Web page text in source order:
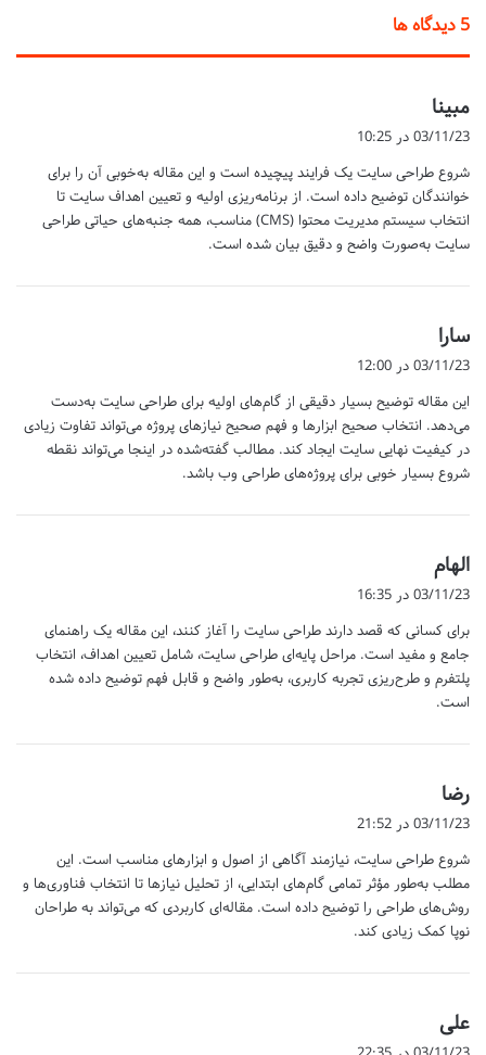
‫5 دیدگاه ها
مبینا
ف
:
03/11/23 در 10:25
شروع طراحی سایت یک فرایند پیچیده است و این مقاله به‌خوبی آن را برای
خوانندگان توضیح داده است. از برنامه‌ریزی اولیه و تعیین اهداف سایت تا
انتخاب سیستم مدیریت محتوا (CMS) مناسب، همه جنبه‌های حیاتی طراحی
سایت به‌صورت واضح و دقیق بیان شده است.
سارا
ف
:
03/11/23 در 12:00
این مقاله توضیح بسیار دقیقی از گام‌های اولیه برای طراحی سایت به‌دست
می‌دهد. انتخاب صحیح ابزارها و فهم صحیح نیازهای پروژه می‌تواند تفاوت زیادی
در کیفیت نهایی سایت ایجاد کند. مطالب گفته‌شده در اینجا می‌تواند نقطه
شروع بسیار خوبی برای پروژه‌های طراحی وب باشد.
الهام
ف
:
03/11/23 در 16:35
برای کسانی که قصد دارند طراحی سایت را آغاز کنند، این مقاله یک راهنمای
جامع و مفید است. مراحل پایه‌ای طراحی سایت، شامل تعیین اهداف، انتخاب
پلتفرم و طرح‌ریزی تجربه کاربری، به‌طور واضح و قابل فهم توضیح داده شده
است.
رضا
ف
:
03/11/23 در 21:52
شروع طراحی سایت، نیازمند آگاهی از اصول و ابزارهای مناسب است. این
مطلب به‌طور مؤثر تمامی گام‌های ابتدایی، از تحلیل نیازها تا انتخاب فناوری‌ها و
روش‌های طراحی را توضیح داده است. مقاله‌ای کاربردی که می‌تواند به طراحان
نوپا کمک زیادی کند.
علی
ف